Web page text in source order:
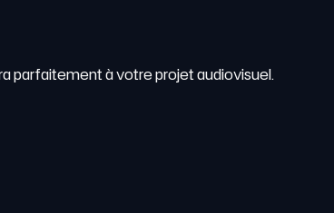
parfaitement à votre projet audiovisuel.